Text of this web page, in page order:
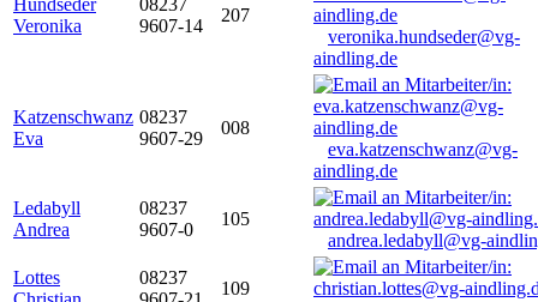
Hundseder
Veronika
08237
9607-14
207
veronika.hundseder@vg-
aindling.de
Katzenschwanz
Eva
08237
9607-29
008
eva.katzenschwanz@vg-
aindling.de
Ledabyll
Andrea
08237
9607-0
105
andrea.ledabyll@vg-
Lottes
08237
109